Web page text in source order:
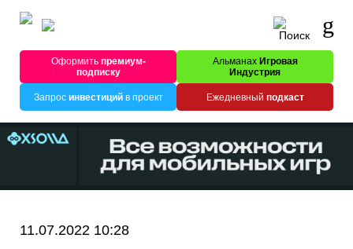
Оформитьпремиум-
подписку
Альманах Игровая
Индустрия
Запрос инвестицийв проект Ежедневный подкаст
11.07.2022 10:28